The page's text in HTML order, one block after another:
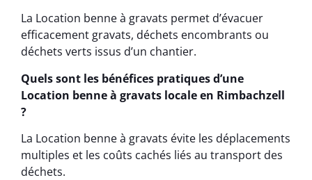
La Location benne à gravats permet d’évacuer
efficacement gravats, déchets encombrants ou
déchets verts issus d’un chantier.
Quels sont les bénéfices pratiques d’une
Location benne à gravats locale en Rimbachzell
?
La Location benne à gravats évite les déplacements
multiples et les coûts cachés liés au transport des
déchets.